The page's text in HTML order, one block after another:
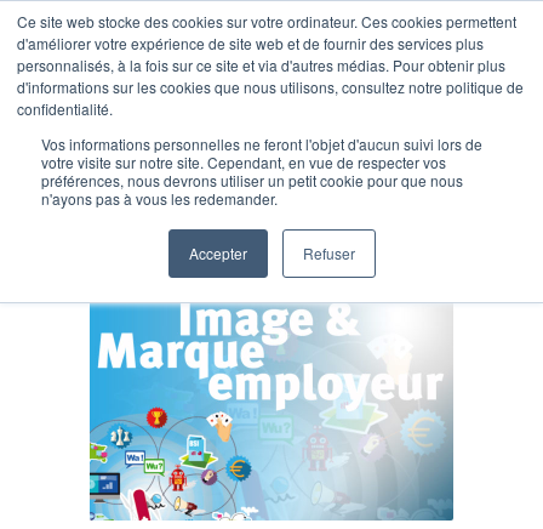
Ce site web stocke des cookies sur votre ordinateur. Ces cookies permettent
d'améliorer votre expérience de site web et de fournir des services plus
personnalisés, à la fois sur ce site et via d'autres médias. Pour obtenir plus
d'informations sur les cookies que nous utilisons, consultez notre politique de
confidentialité.
Vos informations personnelles ne feront l'objet d'aucun suivi lors de
votre visite sur notre site. Cependant, en vue de respecter vos
préférences, nous devrons utiliser un petit cookie pour que nous
n'ayons pas à vous les redemander.
Accepter Refuser
Posts Tagged: employeur